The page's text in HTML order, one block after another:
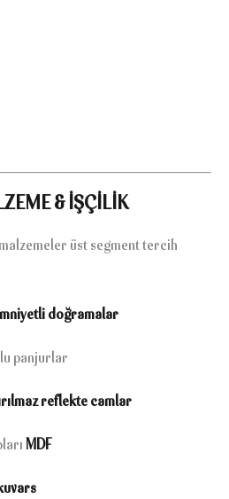
& İŞÇİLİK
üst segment tercih
doğramalar
panjurlar
reflekte camlar
MDF